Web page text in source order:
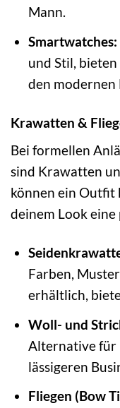
Mann.
Smartwatches:
und Stil,
den modernen
Krawatten &
Bei formellen
sind Krawatten
können ein Outfit
deinem Look
Farben,
erhältlich,
Woll- und
Alternative für
lässigeren
Fliegen (Bow